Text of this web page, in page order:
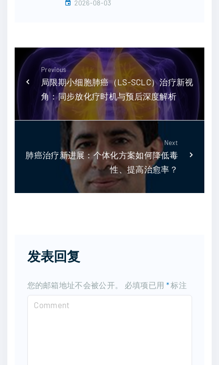
2026-08-03
Previous
局限期小细胞肺癌（LS-SCLC）治疗新视
角：同步放化疗时机与预后深度解析
Next
肺癌治疗新进展：个体化方案如何降低毒
性、提高治愈率？
发表回复
您的邮箱地址不会被公开。 必填项已用 *标注